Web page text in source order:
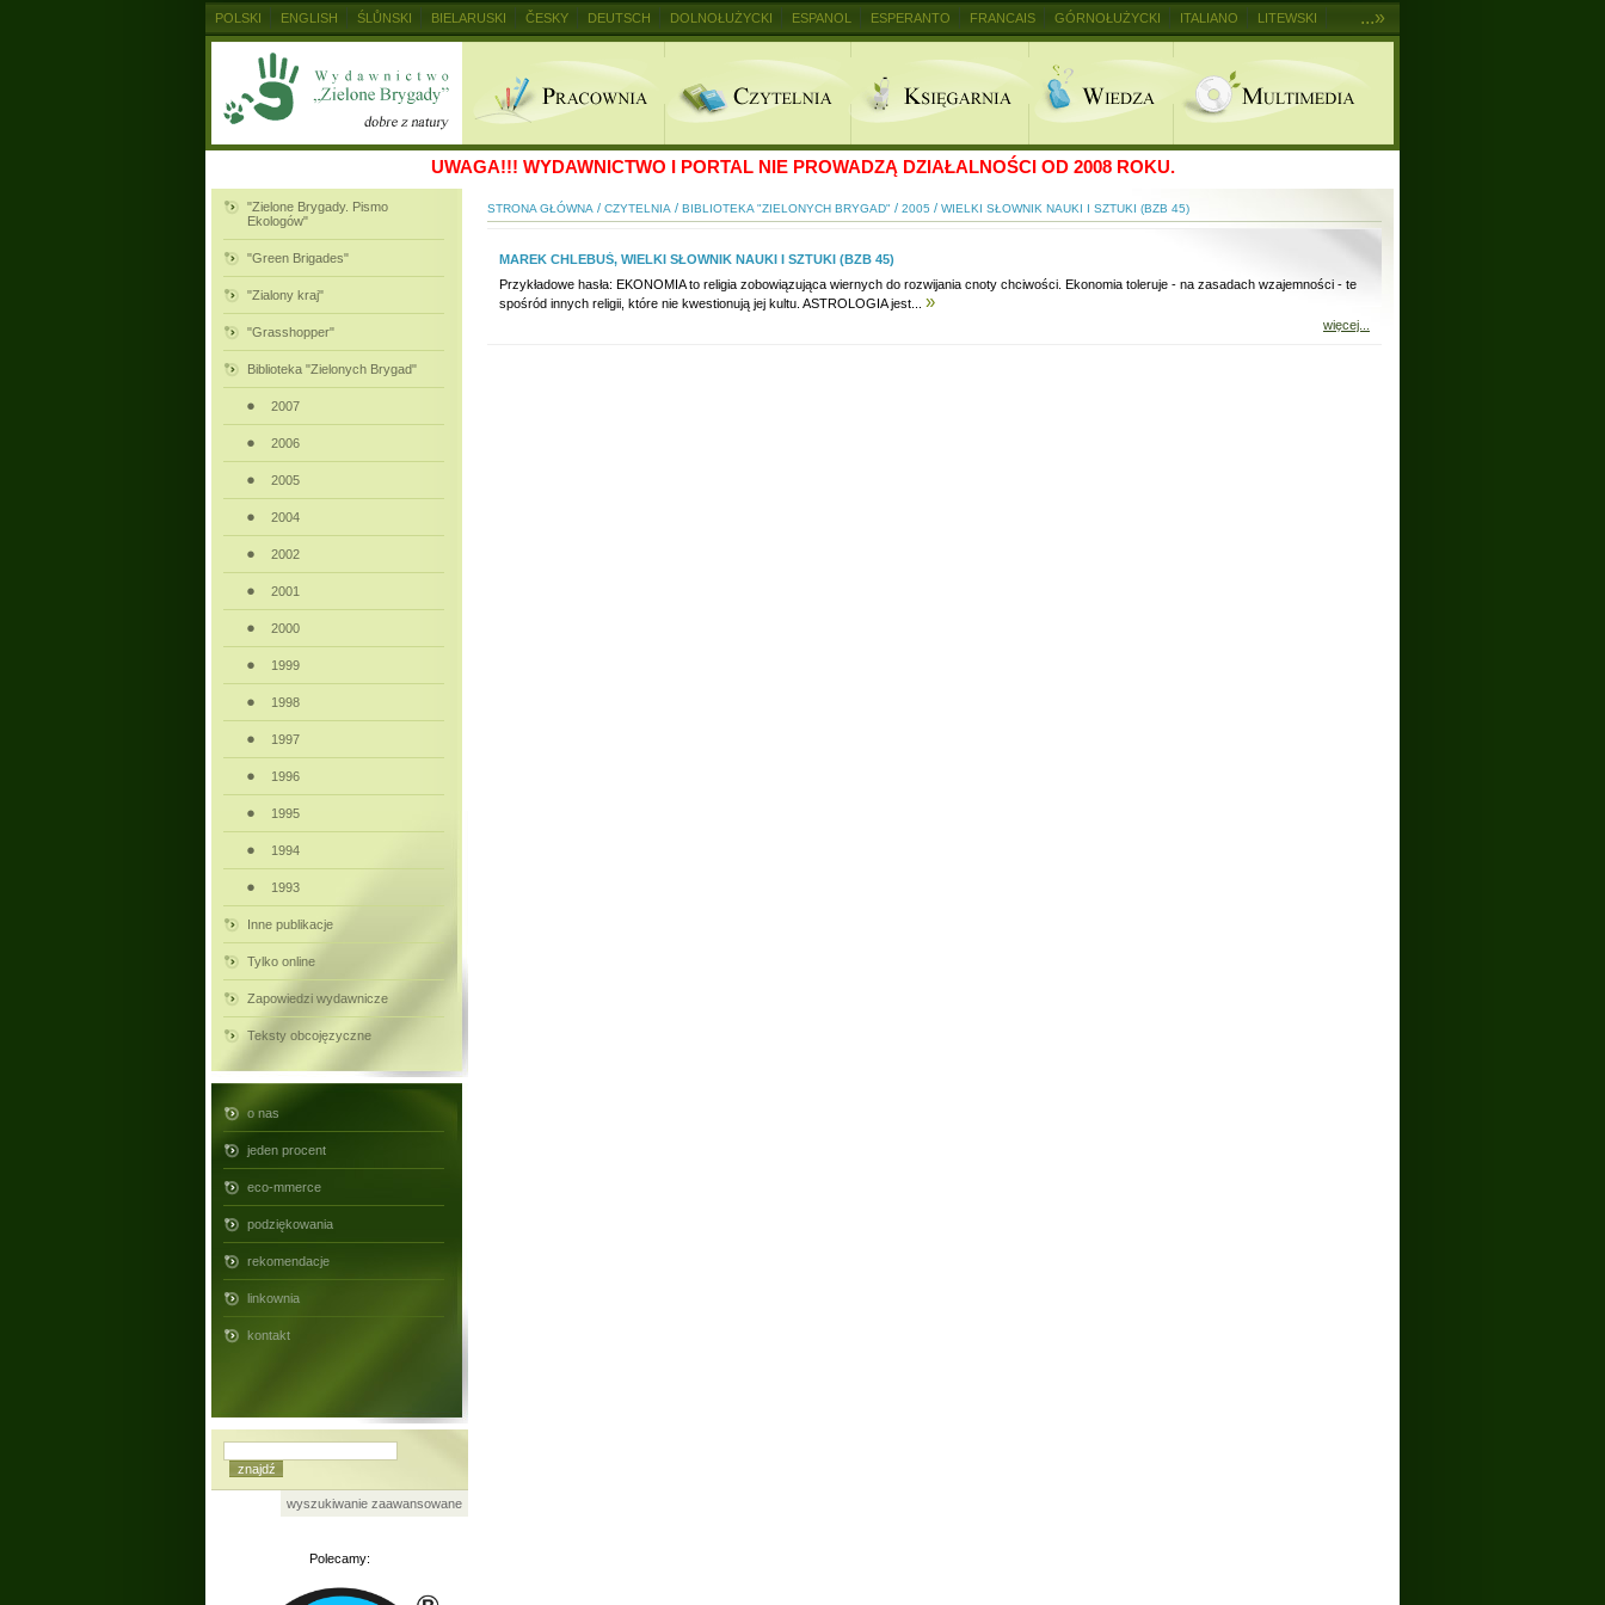
UWAGA!!! WYDAWNICTWO I PORTAL NIE PROWADZĄ DZIAŁALNOŚCI OD 2008 ROKU.
"Zielone Brygady. Pismo
Ekologów"
"Green Brigades"
"Zialony kraj"
"Grasshopper"
Biblioteka "Zielonych Brygad"
2007
2006
2005
2004
2002
2001
2000
1999
1998
1997
1996
1995
1994
1993
Inne publikacje
Tylko online
Zapowiedzi wydawnicze
Teksty obcojęzyczne
o nas
jeden procent
eco-mmerce
podziękowania
rekomendacje
linkownia
kontakt
wyszukiwanie zaawansowane
Polecamy:
STRONA GŁÓWNA / CZYTELNIA / BIBLIOTEKA "ZIELONYCH BRYGAD" / 2005 / WIELKI SŁOWNIK NAUKI I SZTUKI (BZB 45)
MAREK CHLEBUŚ, WIELKI SŁOWNIK NAUKI I SZTUKI (BZB 45)
Przykładowe hasła: EKONOMIA to religia zobowiązująca wiernych do rozwijania cnoty chciwości. Ekonomia toleruje - na zasadach wzajemności - te
spośród innych religii, które nie kwestionują jej kultu. ASTROLOGIA jest... »
więcej...
...»
POLSKI ENGLISH ŚLŮNSKI BIELARUSKI ČESKY DEUTSCH DOLNOŁUŻYCKI ESPANOL ESPERANTO FRANCAIS GÓRNOŁUŻYCKI ITALIANO LITEWSKI